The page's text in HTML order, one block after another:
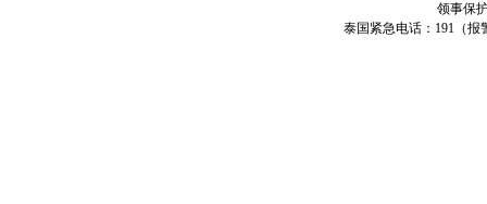
领事保
泰国紧急电话：191（报